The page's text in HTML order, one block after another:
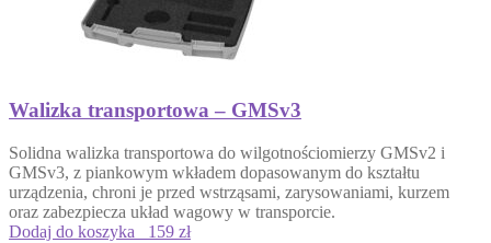
Walizka transportowa – GMSv3
Solidna walizka transportowa do wilgotnościomierzy GMSv2 i
GMSv3, z piankowym wkładem dopasowanym do kształtu
urządzenia, chroni je przed wstrząsami, zarysowaniami, kurzem
oraz zabezpiecza układ wagowy w transporcie.
Dodaj do koszyka
159 zł